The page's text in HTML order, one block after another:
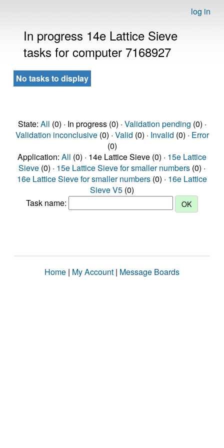
log in
In progress 14e Lattice Sieve
tasks for computer 7168927
No tasks to display
State: All (0) · In progress (0) · Validation pending (0) ·
Validation inconclusive(0) · Valid (0) · Invalid (0) · Error
(0)
Application: All (0) · 14e Lattice Sieve (0) · 15e Lattice
Sieve (0) · 15e Lattice Sieve for smaller numbers (0) ·
16e Lattice Sieve for smaller numbers (0) · 16e Lattice
Sieve V5 (0)
Task name:
Home | My Account | Message Boards